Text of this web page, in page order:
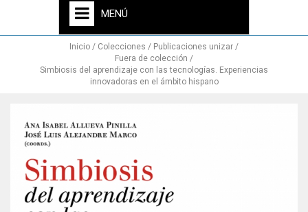
MENÚ
Inicio Colecciones
Publicaciones unizar
Fuera de colección
Simbiosis del aprendizaje con las tecnologías. Experiencias
innovadoras en el ámbito hispano